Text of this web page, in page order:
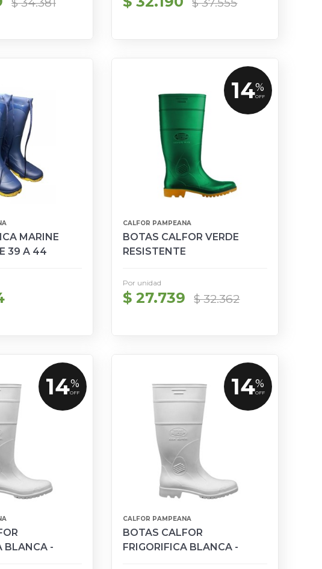
$ 34.381 $ 37.555
MARINE
39 A 44
14%
OFF
CALFOR PAMPEANA
BOTAS CALFOR VERDE
RESISTENTE
A 46
Por unidad
$ 27.739 $ 32.362
14%
OFF
BLANCA -
14%
OFF
CALFOR PAMPEANA
BOTAS CALFOR
FRIGORIFICA BLANCA -